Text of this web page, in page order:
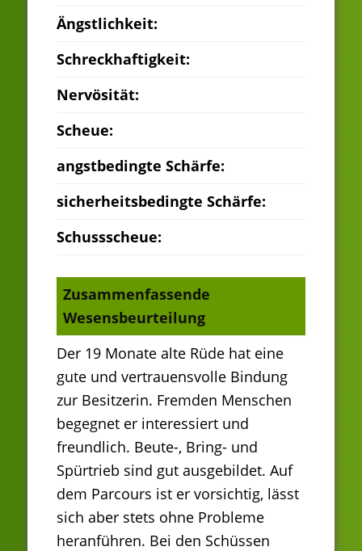
Ängstlichkeit:
Schreckhaftigkeit:
Nervösität:
Scheue:
angstbedingte Schärfe:
sicherheitsbedingte Schärfe:
Schussscheue:
Zusammenfassende
Wesensbeurteilung
Der 19 Monate alte Rüde hat eine
gute und vertrauensvolle Bindung
zur Besitzerin. Fremden Menschen
begegnet er interessiert und
freundlich. Beute-, Bring- und
Spürtrieb sind gut ausgebildet. Auf
dem Parcours ist er vorsichtig, lässt
sich aber stets ohne Probleme
heranführen. Bei den Schüssen